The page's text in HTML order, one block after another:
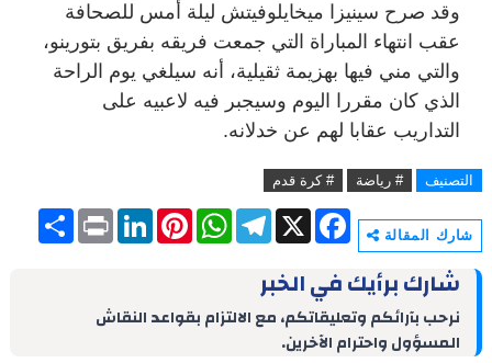
وقد صرح سينيزا ميخايلوفيتش ليلة أمس للصحافة
عقب انتهاء المباراة التي جمعت فريقه بفريق بتورينو،
والتي مني فيها بهزيمة ثقيلية، أنه سيلغي يوم الراحة
الذي كان مقررا اليوم وسيجبر فيه لاعبيه على
التداريب عقابا لهم عن خدلانه.
التصنيف # رياضة # كرة قدم
شارك المقالة
S
h
P
r
L
I
P
e
W
h
p
T
e
g
a
X
F
a
b
o
k
شارك برأيك في الخبر
نرحب بآرائكم وتعليقاتكم، مع الالتزام بقواعد النقاش
المسؤول واحترام الآخرين.